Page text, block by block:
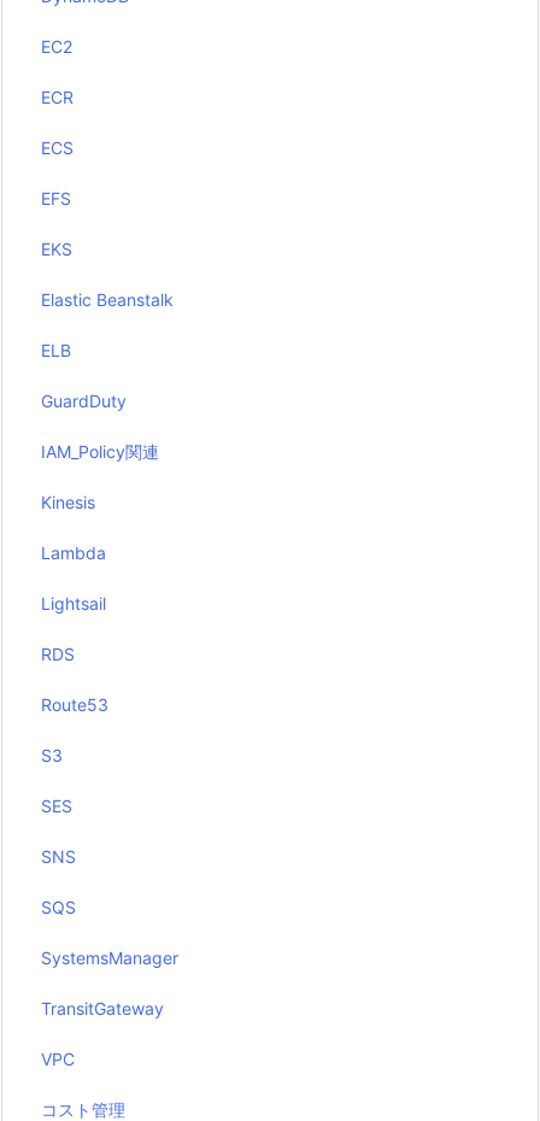
EC2
ECR
ECS
EFS
EKS
Elastic Beanstalk
ELB
GuardDuty
IAM_Policy関連
Kinesis
Lambda
Lightsail
RDS
Route53
S3
SES
SNS
SQS
SystemsManager
TransitGateway
VPC
コスト管理